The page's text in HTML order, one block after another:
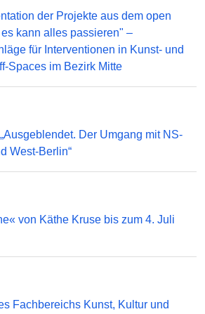
der Projekte aus dem open
kann alles passieren" –
für Interventionen in Kunst- und
Spaces im Bezirk Mitte
Der Umgang mit NS-
West-Berlin“
von Käthe Kruse bis zum 4. Juli
Fachbereichs Kunst, Kultur und